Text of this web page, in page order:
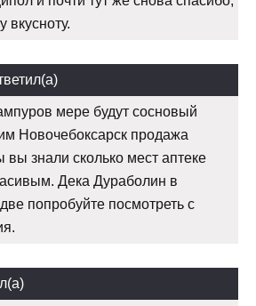
вкусноту.
мере будут сосновый
Новочебоксарск продажа
знали сколько мест аптеке
Дека Дураболин в
попробуйте посмотреть с